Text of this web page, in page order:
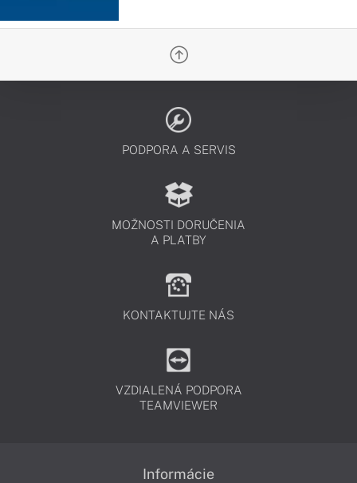
PODPORA A SERVIS
MOŽNOSTI DORUČENIA
A PLATBY
KONTAKTUJTE NÁS
VZDIALENÁ PODPORA
TEAMVIEWER
Informácie